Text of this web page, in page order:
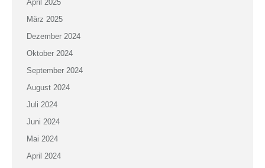
April 2025
März 2025
Dezember 2024
Oktober 2024
September 2024
August 2024
Juli 2024
Juni 2024
Mai 2024
April 2024